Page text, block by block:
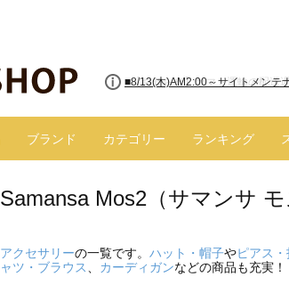
■【お知らせ】ヤマト運輸の配送
ブランド カテゴリー ランキング
Samansa Mos2（サマンサ
アクセサリーの一覧です。 ハット・帽子やピアス・
ャツ・ブラウス
カーディガンなどの商品も充実！